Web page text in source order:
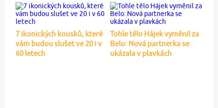
7 ikonických kousků, které
vám budou slušet ve 20 i v
60 letech
Tohle tělo Hájek vyměnil za
Belo: Nová partnerka se
ukázala v plavkách